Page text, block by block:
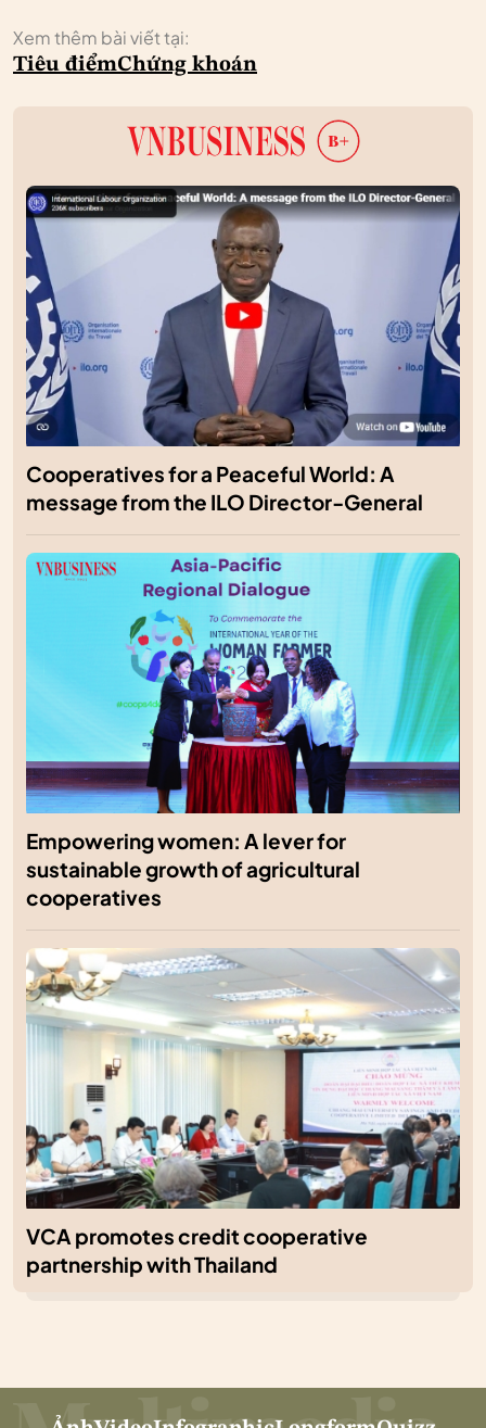
Xem thêm bài viết tại:
Tiêu điểmChứng khoán
Cooperatives for a Peaceful World: A
message from the ILO Director-General
Empowering women: A lever for
sustainable growth of agricultural
cooperatives
VCA promotes credit cooperative
partnership with Thailand